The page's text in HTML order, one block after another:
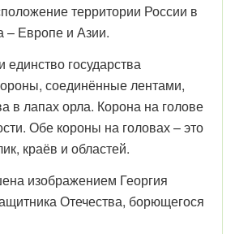
территории России в
– Европе и Азии.
государства
соединённые лентами,
в лапах орла. Корона на голове
Обе короны на головах – это
краёв и областей.
изображением Георгия
Отечества, борющегося